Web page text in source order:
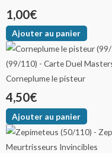
1,00€
Ajouter au panier
Corneplume le pisteur
4,50€
Ajouter au panier